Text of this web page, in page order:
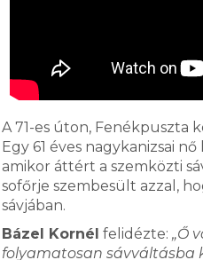
A 71-es úton, Fenékpuszta
Egy 61 éves nagykanizsai
amikor áttért a szemközti
sofőrje szembesült azzal,
sávjában.
Bázel Kornél felidézte: „Ő
folyamatosan sávváltásba